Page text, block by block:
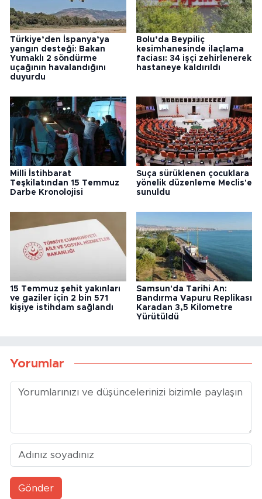
Türkiye’den İspanya’ya
yangın desteği: Bakan
Yumaklı 2 söndürme
uçağının havalandığını
duyurdu
Bolu’da Beypiliç
kesimhanesinde ilaçlama
faciası: 34 işçi zehirlenerek
hastaneye kaldırıldı
Milli İstihbarat
Teşkilatından 15 Temmuz
Darbe Kronolojisi
Suça sürüklenen çocuklara
yönelik düzenleme Meclis'e
sunuldu
15 Temmuz şehit yakınları
ve gaziler için 2 bin 571
kişiye istihdam sağlandı
Samsun'da Tarihi An:
Bandırma Vapuru Replikası
Karadan 3,5 Kilometre
Yürütüldü
Yorumlar
Gönder